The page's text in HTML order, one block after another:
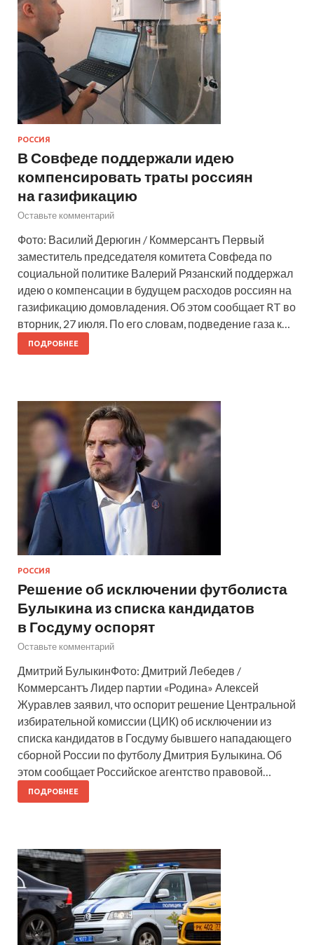
РОССИЯ
В Совфеде поддержали идею
компенсировать траты россиян
на газификацию
Оставьте комментарий
Фото: Василий Дерюгин / Коммерсантъ Первый
заместитель председателя комитета Совфеда по
социальной политике Валерий Рязанский поддержал
идею о компенсации в будущем расходов россиян на
газификацию домовладения. Об этом сообщает RT во
вторник, 27 июля. По его словам, подведение газа к…
ПОДРОБНЕЕ
РОССИЯ
Решение об исключении футболиста
Булыкина из списка кандидатов
в Госдуму оспорят
Оставьте комментарий
Дмитрий БулыкинФото: Дмитрий Лебедев /
Коммерсантъ Лидер партии «Родина» Алексей
Журавлев заявил, что оспорит решение Центральной
избирательной комиссии (ЦИК) об исключении из
списка кандидатов в Госдуму бывшего нападающего
сборной России по футболу Дмитрия Булыкина. Об
этом сообщает Российское агентство правовой…
ПОДРОБНЕЕ